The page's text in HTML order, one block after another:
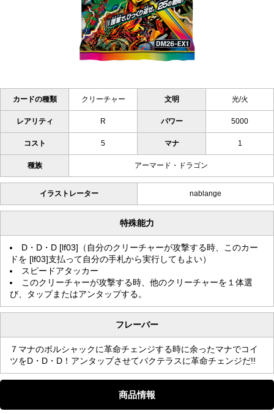
カードの種類 クリーチャー 文明 光/火
レアリティ R パワー 5000
コスト 5 マナ 1
種族 アーマード・ドラゴン
イラストレーター nablange
特殊能力
D・D・D [lf03]（自分のクリーチャーが攻撃する時、このカー
ドを [lf03]支払って自分の手札から実行してもよい）
スピードアタッカー
このクリーチャーが攻撃する時、他のクリーチャーを１体選
び、タップまたはアンタップする。
フレーバー
７マナのボルシャックに革命チェンジする時に余ったマナでコイ
ツをD・D・D！アンタップさせてバクテラスに革命チェンジだ!!
商品情報